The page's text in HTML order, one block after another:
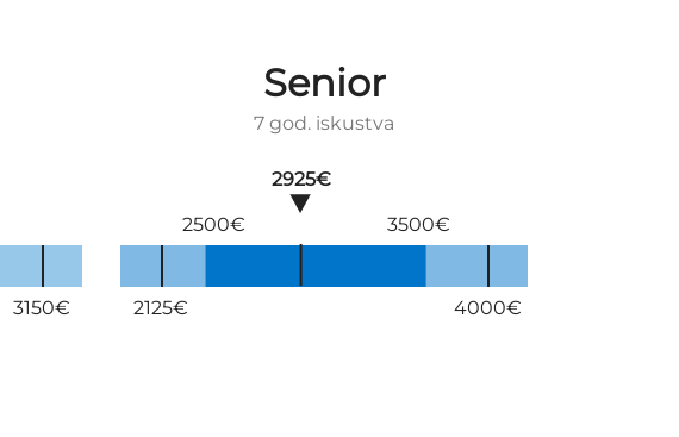
3150€
Senior
7 god. iskustva
2125€ 4000€
2925€
2500€
3500€